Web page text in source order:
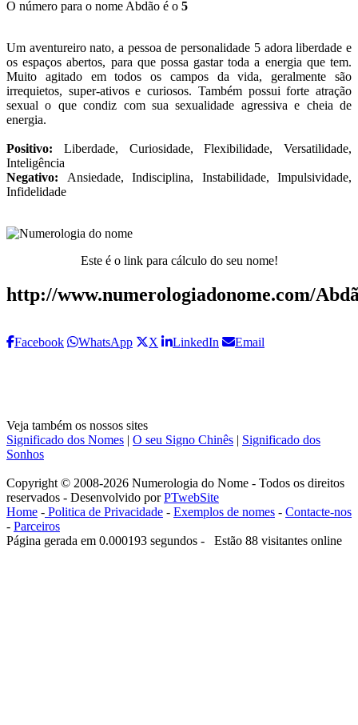
O número para o nome Abdão é o 5
Um aventureiro nato, a pessoa de personalidade 5 adora liberdade e
os espaços abertos, para que possa gastar toda a energia que tem.
Muito agitado em todos os campos da vida, geralmente são
irrequietos, super-ativos e curiosos. Também possui forte atração
sexual o que condiz com sua sexualidade agressiva e cheia de
energia.
Positivo: Liberdade, Curiosidade, Flexibilidade, Versatilidade,
Inteligência
Negativo: Ansiedade, Indisciplina, Instabilidade, Impulsividade,
Infidelidade
Este é o link para cálculo do seu nome!
http://www.numerologiadonome.com/
Facebook WhatsApp X LinkedIn Email
Veja também os nossos sites
Significado dos Nomes
O seu Signo Chinês
Significado dos
Sonhos
Copyright © 2008-2026 Numerologia do Nome - Todos os direitos
reservados - Desenvolvido porPTwebSite
Home - Politica de Privacidade - Exemplos de nomes - Contacte-nos
- Parceiros
Página gerada em 0.000193 segundos - Estão 88 visitantes online